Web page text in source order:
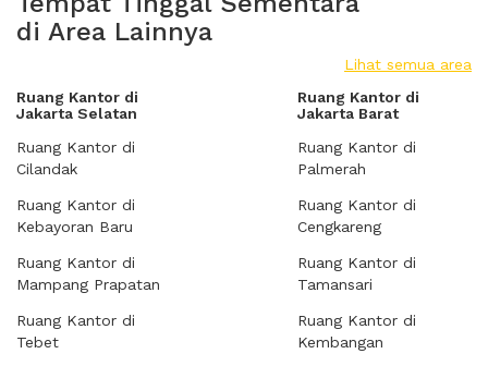
di Area Lainnya
Lihat semua area
Ruang Kantor di
Jakarta Selatan
Ruang Kantor di
Cilandak
Ruang Kantor di
Kebayoran Baru
Ruang Kantor di
Mampang Prapatan
Ruang Kantor di
Tebet
Ruang Kantor di
Jakarta Barat
Ruang Kantor di
Palmerah
Ruang Kantor di
Cengkareng
Ruang Kantor di
Tamansari
Ruang Kantor di
Kembangan